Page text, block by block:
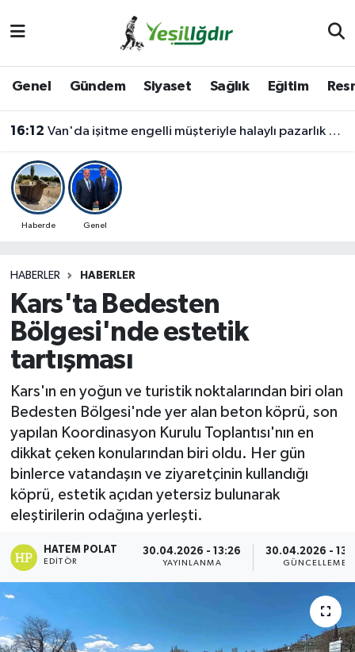
Genel Gündem Siyaset Sağlık Eğitim
16:12 Van'da işitme engelli müşteriyle halaylı pazarlık gülümsetti
Haberde Genel
HABERLER HABERLER
Kars'ta Bedesten
Bölgesi'nde estetik
tartışması
Kars'ın en yoğun ve turistik noktalarından biri olan
Bedesten Bölgesi'nde yer alan beton köprü, son
yapılan Koordinasyon Kurulu Toplantısı'nın en
dikkat çeken konularından biri oldu. Her gün
binlerce vatandaşın ve ziyaretçinin kullandığı
köprü, estetik açıdan yetersiz bulunarak
eleştirilerin odağına yerleşti.
HATEM POLAT
EDITÖR
30.04.2026 - 13:26
YAYINLANMA
30.04.2026 -
GÜNCELLEME
İğdir Namaz Vakitleri
Iğdır Trafik Yoğunluk Haritası
Süper Lig Puan Durumu ve Fikstür
Son Dakika Haberleri
Haber Arşivi